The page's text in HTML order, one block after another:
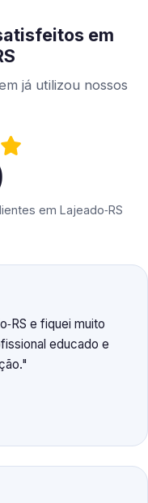
em
já utilizou nossos
em Lajeado‑RS
e fiquei muito
educado e